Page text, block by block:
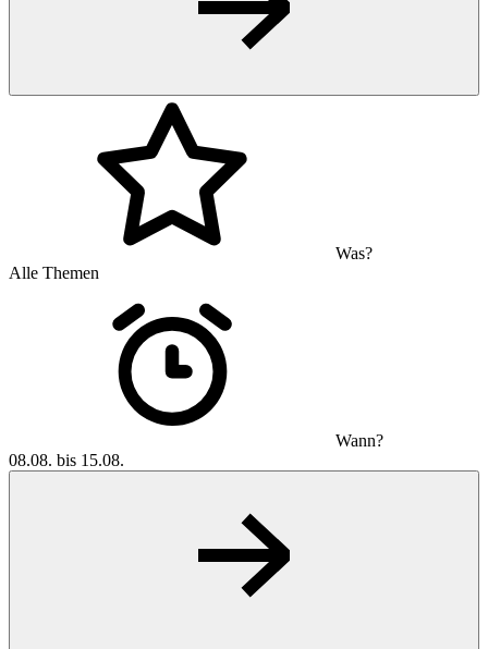
Was?
Alle Themen
Wann?
08.08. bis 15.08.